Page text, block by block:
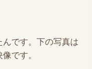
です。下の写真は
です。